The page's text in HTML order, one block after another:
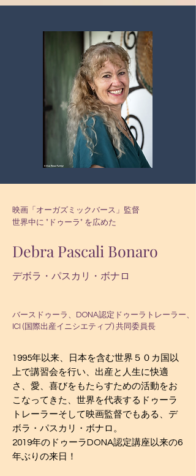
映画「オーガズミックバース」監督
世界中に "ドゥーラ" を広めた
Debra Pascali Bonaro
デボラ・パスカリ・ボナロ
​バースドゥーラ、DONA認定ドゥーラトレーラー、
ICI (国際出産イニシエティブ) 共同委員長
1995年以来、日本を含む世界５０カ国以
上で講習会を行い、出産と人生に快適
さ、愛、喜びをもたらすための活動をお
こなってきた、世界を代表するドゥーラ
トレーラーそして映画監督でもある、デ
ボラ・パスカリ・ボナロ。
2019年のドゥーラDONA認定講座以来の6
年ぶりの来日！